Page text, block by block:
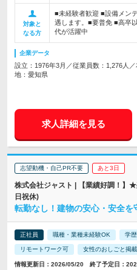
対象と
なる方
■未経験者歓迎 ■設備メン
遇します。■要普免 ■高卒
代が活躍中
企業データ
設立：1976年3月／従業員数：1,276人
地：愛知県
求人詳細を見る
志望動機・自己PR不要 あと3日
株式会社ジャスト | 【業績好調！】
日祝休)
転勤なし！建物の安心・安全を
正社員 職種・業種未経験OK 学
リモートワーク可 女性のおしごと掲
情報更新日：2026/05/20 終了予定日：